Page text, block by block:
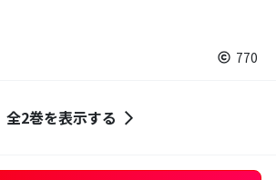
770
全2巻を表示する